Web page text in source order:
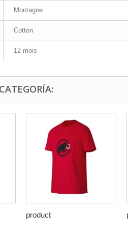
Montagne
Cotton
12 mois
product